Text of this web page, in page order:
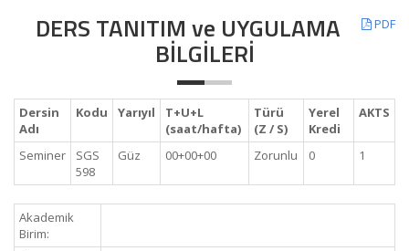
PDF
DERS TANITIM ve UYGULAMA
BİLGİLERİ
Dersin
Adı
Kodu Yarıyıl
T+U+L
(saat/hafta)
Türü
(Z / S)
Yerel
Kredi
AKTS
Seminer
SGS
598
Güz 00+00+00 Zorunlu 0 1
Akademik
Birim: